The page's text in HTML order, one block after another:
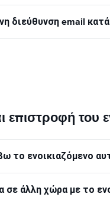
διεύθυνση email
του
το ενοικιαζόμενο
άλλη χώρα με το